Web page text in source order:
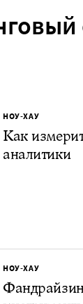
НОУ-ХАУ
Как
аналитики
НОУ-ХАУ